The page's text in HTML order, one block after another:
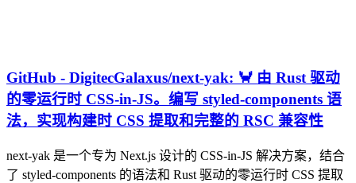
GitHub - DigitecGalaxus/next-yak: 🦀 由 Rust 驱动
的零运行时 CSS-in-JS。编写 styled-components 语
法，实现构建时 CSS 提取和完整的 RSC 兼容性
next-yak 是一个专为 Next.js 设计的 CSS-in-JS 解决方案，结合
了 styled-components 的语法和 Rust 驱动的零运行时 CSS 提取